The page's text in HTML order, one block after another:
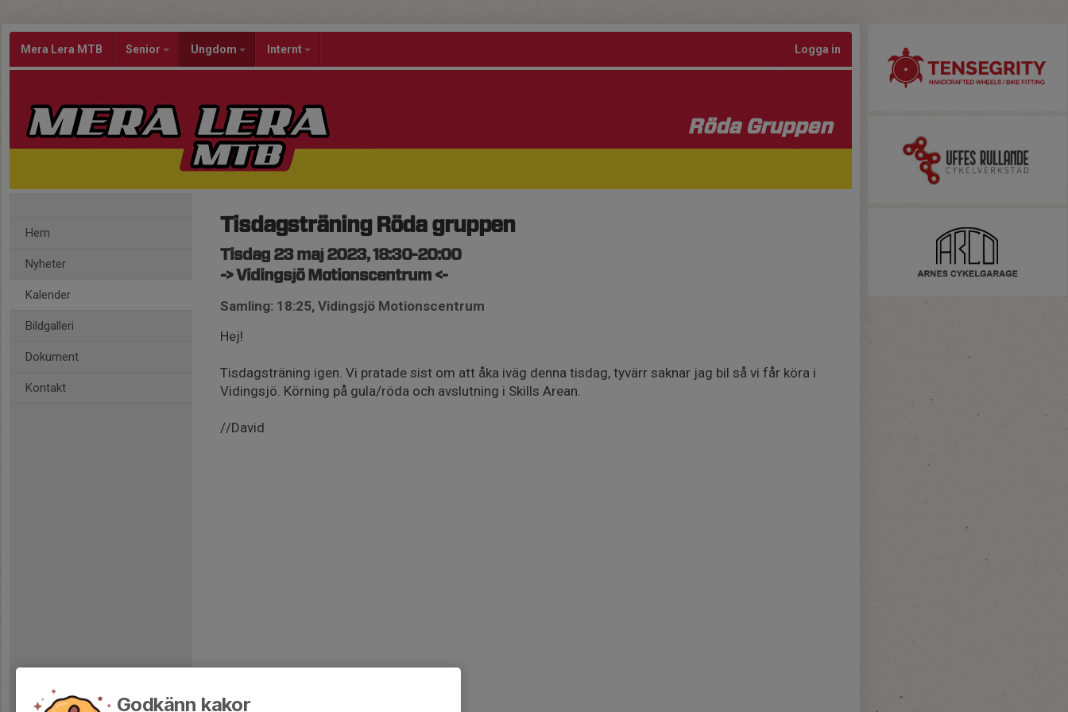
Mera Lera MTB Senior Ungdom Internt Logga in
Röda Gruppen
Hem
Nyheter
Kalender
Bildgalleri
Dokument
Kontakt
Tisdagsträning Röda gruppen
Tisdag 23 maj 2023, 18:30-20:00
-> Vidingsjö Motionscentrum <-
Samling: 18:25, Vidingsjö Motionscentrum
Hej!
Tisdagsträning igen. Vi pratade sist om att åka iväg denna tisdag, tyvärr saknar jag bil så vi får köra i
Vidingsjö. Körning på gula/röda och avslutning i Skills Arean.
//David
Godkänn kakor